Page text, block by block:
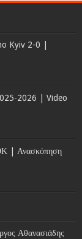
Kyiv 2-0 |
2026 | Video
| Ανασκόπηση
Αθανασιάδης